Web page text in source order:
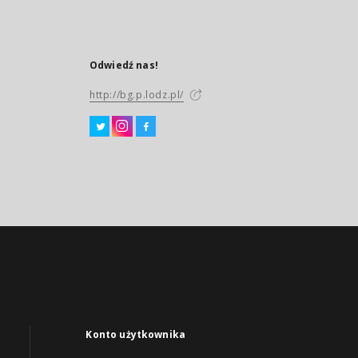
Odwiedź nas!
http://bg.p.lodz.pl/
Konto użytkownika